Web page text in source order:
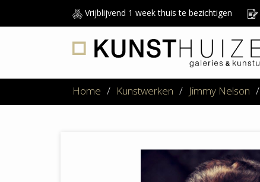
Vrijblijvend 1 week thuis te bezichtigen
Home / Kunstwerken / Jimmy Nelson /